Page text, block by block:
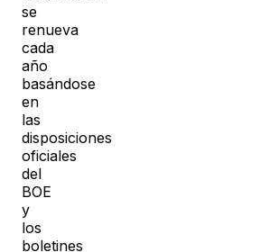
se
renueva
cada
año
basándose
en
las
disposiciones
oficiales
del
BOE
y
los
boletines